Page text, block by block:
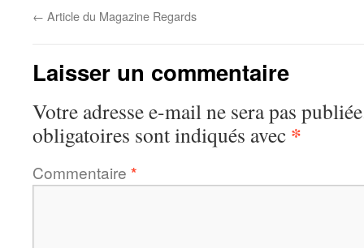
← Article du Magazine Regards
Laisser un commentaire
Votre adresse e-mail ne sera pas
obligatoires sont indiqués avec *
Commentaire *